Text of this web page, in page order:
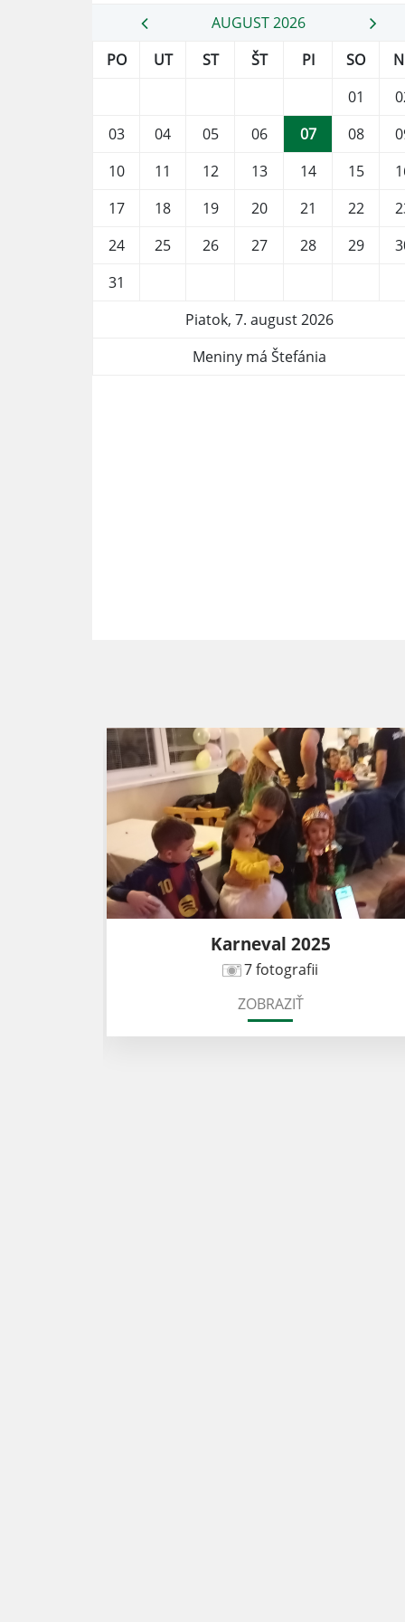
AUGUST 2026
PO
UT ST ŠT PI SO
01
03
04 05 06 07 08
10
11 12 13 14 15
17
18 19 20 21 22
24
25 26 27 28 29
31
Piatok, 7. august 2026
Meniny má Štefánia
Karneval 2025
7 fotografii
ZOBRAZIŤ